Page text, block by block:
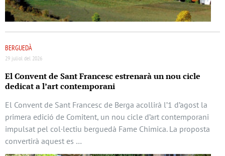
BERGUEDÀ
29 juliol del 2026
El Convent de Sant Francesc estrenarà un nou cicle
dedicat a l’art contemporani
El Convent de Sant Francesc de Berga acollirà l’1 d’agost la
primera edició de Comitent, un nou cicle d’art contemporani
impulsat pel col·lectiu berguedà Fame Chimica. La proposta
convertirà aquest es …